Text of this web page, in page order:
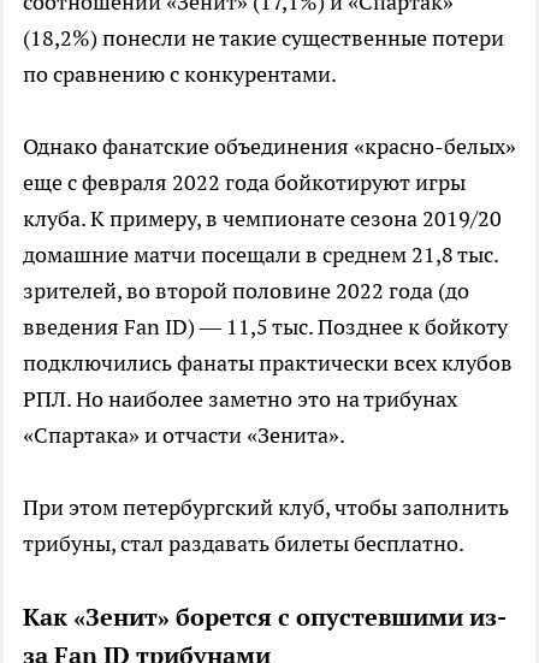
(18,2%) понесли не такие существенные потери
по сравнению с конкурентами.
Однако фанатские объединения «красно-белых»
еще с февраля 2022 года бойкотируют игры
клуба. К примеру, в чемпионате сезона 2019/20
домашние матчи посещали в среднем 21,8 тыс.
зрителей, во второй половине 2022 года (до
введения Fan ID) — 11,5 тыс. Позднее к бойкоту
подключились фанаты практически всех клубов
РПЛ. Но наиболее заметно это на трибунах
«Спартака» и отчасти «Зенита».
При этом петербургский клуб, чтобы заполнить
трибуны, стал раздавать билеты бесплатно.
Как «Зенит» борется с опустевшими из-
за Fan ID трибунами